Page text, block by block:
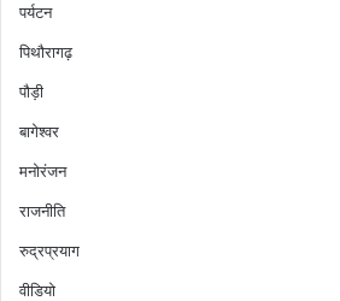
पर्यटन
पिथौरागढ़
पौड़ी
बागेश्वर
मनोरंजन
राजनीति
रुद्रप्रयाग
वीडियो